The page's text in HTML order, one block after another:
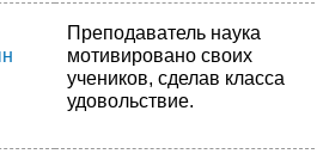
Преподаватель наука
мотивировано своих
учеников, сделав класса
удовольствие.